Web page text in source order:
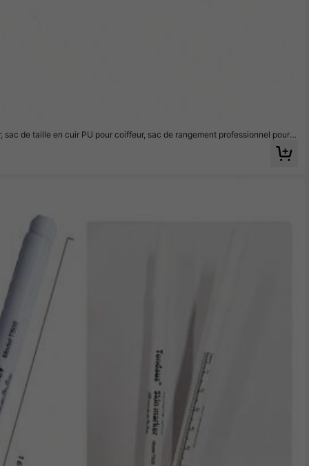
de taille en cuir PU pour coiffeur, sac de rangement professionnel pour o